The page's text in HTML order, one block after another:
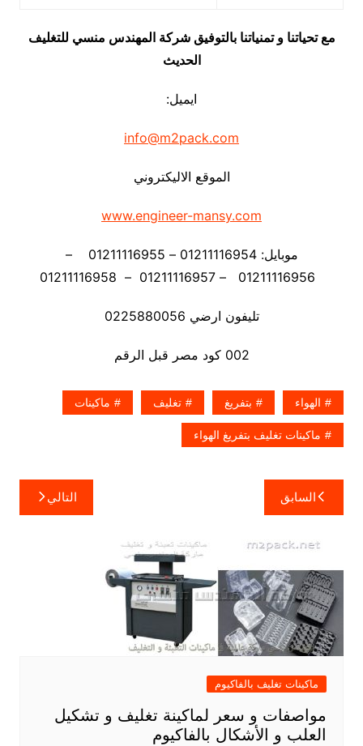
مع تحياتنا و تمنياتنا بالتوفيق شركة المهندس منسي للتغليف
الحديث
ايميل:
info@m2pack.com
الموقع الاليكتروني
www.engineer-mansy.com
موبايل: 01211116954 – 01211116955 –
تليفون ارضي 0225880056
002 كود مصر قبل الرقم
الهواء بتفريغ تغليف ماكينات
ماكينات تغليف بتفريغ الهواء
تصفّح
المقالات
السابق التالي
ماكينات تغليف بالفاكيوم
مواصفات و سعر لماكينة تغليف و تشكيل
العلب و الأشكال بالفاكيوم